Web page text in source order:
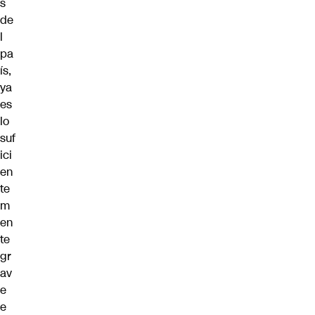
de
l
pa
ís,
ya
es
lo
suf
ici
en
te
m
en
te
gr
av
e
e